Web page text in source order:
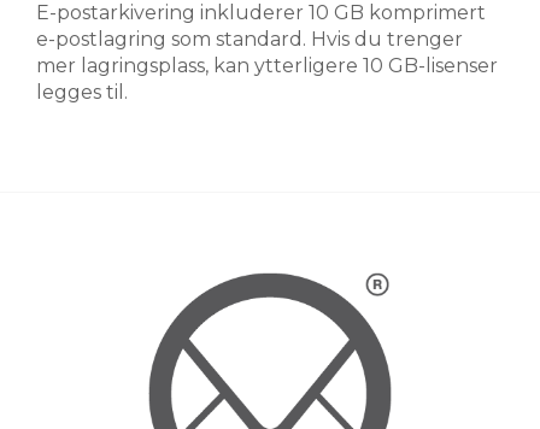
E-postarkivering inkluderer 10 GB komprimert
e-postlagring som standard. Hvis du trenger
mer lagringsplass, kan ytterligere 10 GB-lisenser
legges til.